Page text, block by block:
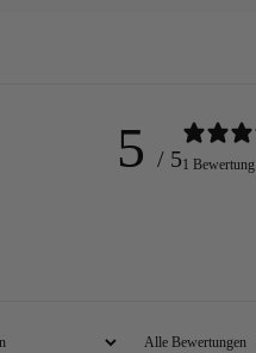
5 / 51 Bewertung